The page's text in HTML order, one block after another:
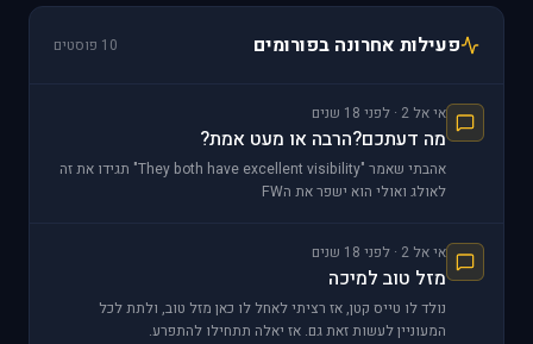
פעילות אחרונה בפורומים 10 פוסטים
אי אל 2 · לפני 18 שנים
מה דעתכם?הרבה או מעט אמת?
אהבתי שאמר "They both have excellent visibility" תגידו את זה
לאולג ואולי הוא ישפר את הFW
אי אל 2 · לפני 18 שנים
מזל טוב למיכה
נולד לו טייס קטן, אז רציתי לאחל לו כאן מזל טוב, ולתת לכל
המעוניין לעשות זאת גם. אז יאלה תתחילו להתפרע.